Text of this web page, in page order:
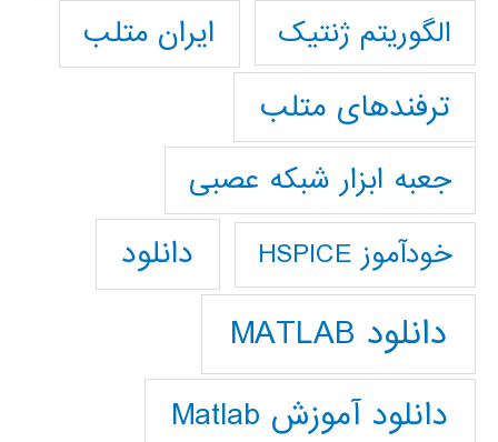
الگوریتم ژنتیک
ایران متلب
ترفندهای متلب
جعبه ابزار شبکه عصبی
خودآموز HSPICE دانلود
دانلود MATLAB
دانلود آموزش Matlab